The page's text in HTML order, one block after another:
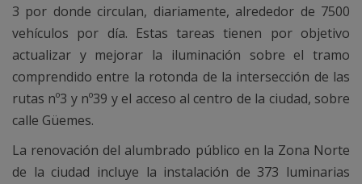
3 por donde circulan, diariamente, alrededor de 7500
vehículos por día. Estas tareas tienen por objetivo
actualizar y mejorar la iluminación sobre el tramo
comprendido entre la rotonda de la intersección de las
rutas nº3 y nº39 y el acceso al centro de la ciudad, sobre
calle Güemes.
La renovación del alumbrado público en la Zona Norte
de la ciudad incluye la instalación de 373 luminarias